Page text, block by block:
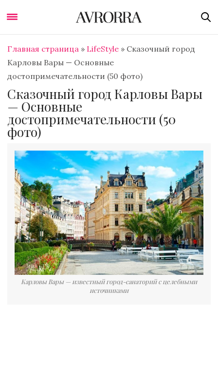
Главная страница » LifeStyle » Сказочный город
Карловы Вары — Основные
достопримечательности (50 фото)
Сказочный город Карловы Вары
— Основные
достопримечательности (50
фото)
Карловы Вары — известный город-санаторий с целебными
источниками